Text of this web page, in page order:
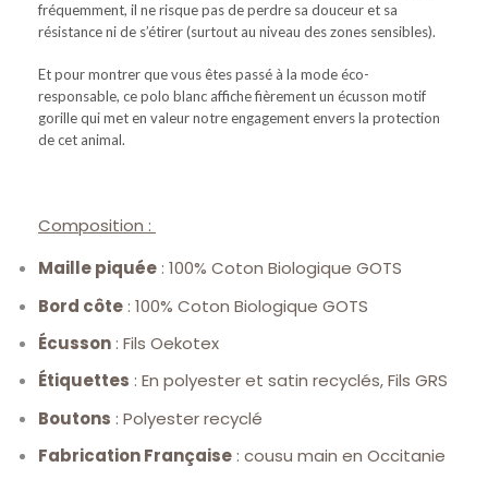
fréquemment, il ne risque pas de perdre sa douceur et sa
résistance ni de s’étirer (surtout au niveau des zones sensibles).
Et pour montrer que vous êtes passé à la mode éco-
responsable, ce polo blanc affiche fièrement un écusson motif
gorille qui met en valeur notre engagement envers la protection
de cet animal.
Composition :
Maille piquée : 100% Coton Biologique GOTS
Bord côte : 100% Coton Biologique GOTS
Écusson : Fils Oekotex
Étiquettes : En polyester et satin recyclés, Fils GRS
Boutons : Polyester recyclé
Fabrication Française : cousu main en Occitanie